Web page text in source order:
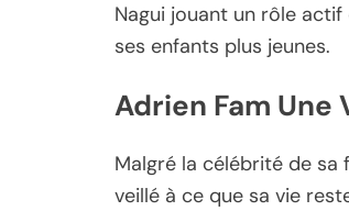
Nagui jouant un rôle
ses enfants plus jeunes.
Adrien Fam
Malgré la célébrité de sa
veillé à ce que sa vie